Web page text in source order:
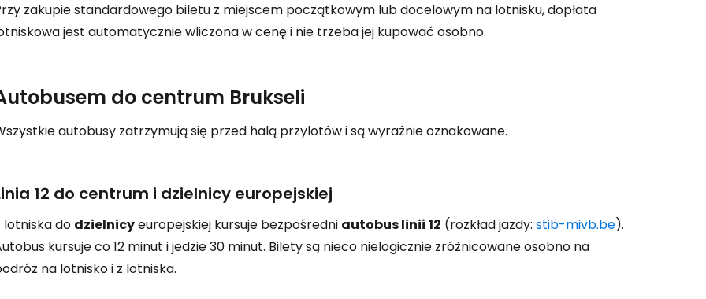
zakupie standardowego biletu z miejscem początkowym lub docelowym na lotnisku, dopłata
jest automatycznie wliczona w cenę i nie trzeba jej kupować osobno.
do centrum Brukseli
autobusy zatrzymują się przed halą przylotów i są wyraźnie oznakowane.
12 do centrum i dzielnicy europejskiej
lotniska do dzielnicyeuropejskiej kursuje bezpośredni autobus linii 12 (rozkład jazdy: stib-mivb.be).
kursuje co 12 minut i jedzie 30 minut. Bilety są nieco nielogicznie zróżnicowane osobno na
na lotnisko i z lotniska.